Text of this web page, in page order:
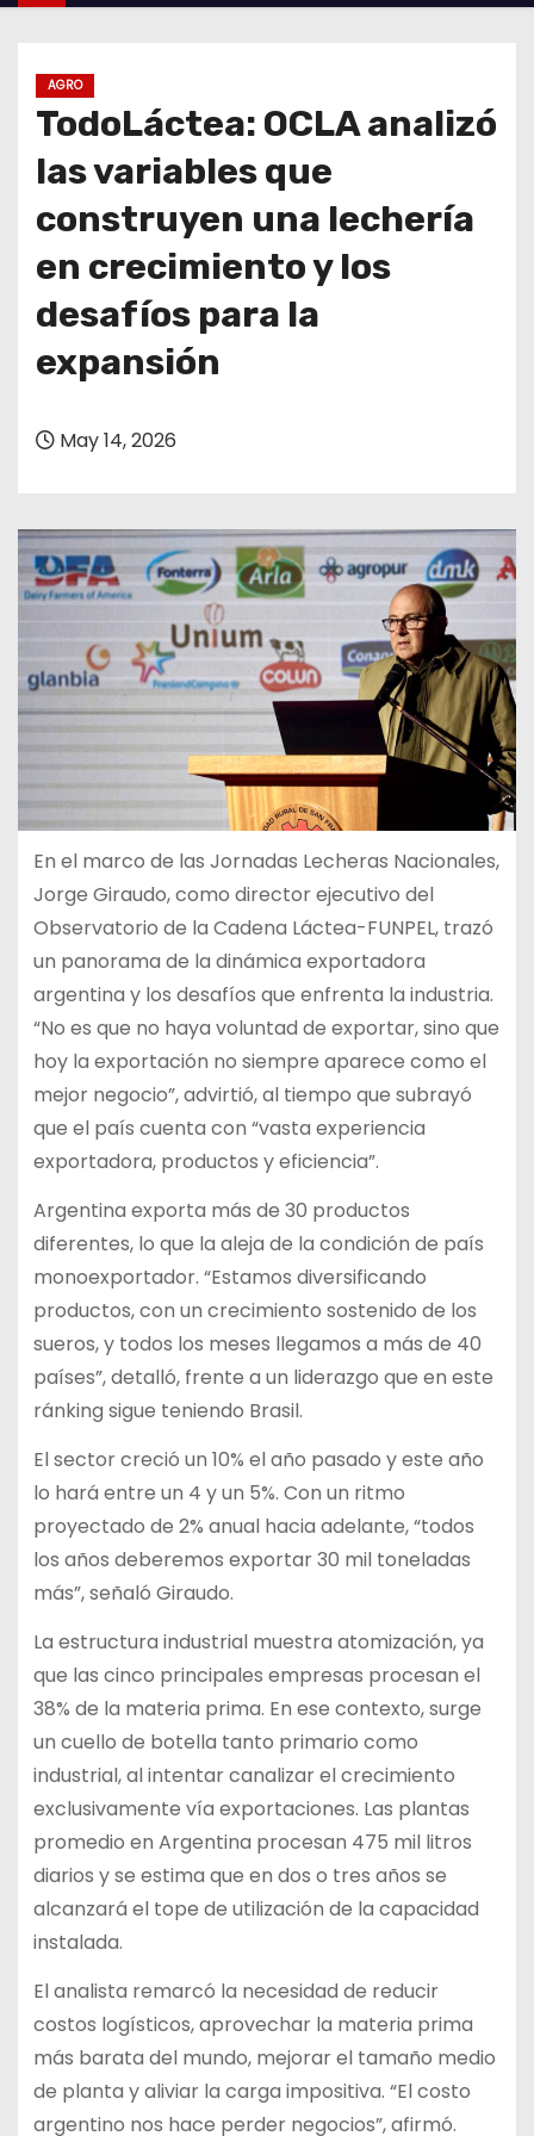
o
AGRO
TodoLáctea: OCLA analizó
las variables que
construyen una lechería
en crecimiento y los
desafíos para la
expansión
May 14, 2026
En el marco de las Jornadas Lecheras Nacionales,
Jorge Giraudo, como director ejecutivo del
Observatorio de la Cadena Láctea-FUNPEL, trazó
un panorama de la dinámica exportadora
argentina y los desafíos que enfrenta la industria.
“No es que no haya voluntad de exportar, sino que
hoy la exportación no siempre aparece como el
mejor negocio”, advirtió, al tiempo que subrayó
que el país cuenta con “vasta experiencia
exportadora, productos y eficiencia”.
Argentina exporta más de 30 productos
diferentes, lo que la aleja de la condición de país
monoexportador. “Estamos diversificando
productos, con un crecimiento sostenido de los
sueros, y todos los meses llegamos a más de 40
países”, detalló, frente a un liderazgo que en este
ránking sigue teniendo Brasil.
El sector creció un 10% el año pasado y este año
lo hará entre un 4 y un 5%. Con un ritmo
proyectado de 2% anual hacia adelante, “todos
los años deberemos exportar 30 mil toneladas
más”, señaló Giraudo.
La estructura industrial muestra atomización, ya
que las cinco principales empresas procesan el
38% de la materia prima. En ese contexto, surge
un cuello de botella tanto primario como
industrial, al intentar canalizar el crecimiento
exclusivamente vía exportaciones. Las plantas
promedio en Argentina procesan 475 mil litros
diarios y se estima que en dos o tres años se
alcanzará el tope de utilización de la capacidad
instalada.
El analista remarcó la necesidad de reducir
costos logísticos, aprovechar la materia prima
más barata del mundo, mejorar el tamaño medio
de planta y aliviar la carga impositiva. “El costo
argentino nos hace perder negocios”, afirmó.